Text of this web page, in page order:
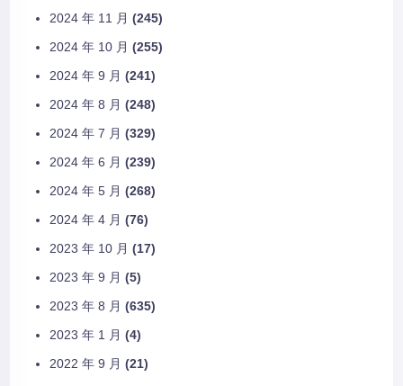
2024 年 11 月 (245)
2024 年 10 月 (255)
2024 年 9 月 (241)
2024 年 8 月 (248)
2024 年 7 月 (329)
2024 年 6 月 (239)
2024 年 5 月 (268)
2024 年 4 月 (76)
2023 年 10 月 (17)
2023 年 9 月 (5)
2023 年 8 月 (635)
2023 年 1 月 (4)
2022 年 9 月 (21)